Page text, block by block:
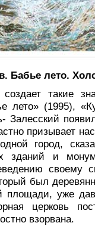
Бабье лето.
такие
лето» (1995),
Залесский
призывает
город,
зданий и
своему
был
площади, уже
церковь
взорвана.